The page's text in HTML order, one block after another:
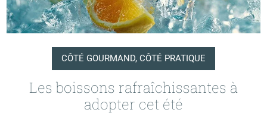
CÔTÉ GOURMAND, CÔTÉ PRATIQUE
Les boissons rafraîchissantes à
adopter cet été